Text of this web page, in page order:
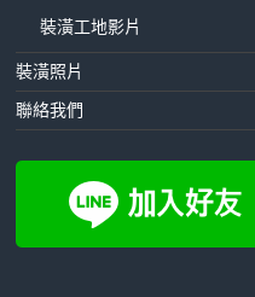
裝潢工地影片
裝潢照片
聯絡我們